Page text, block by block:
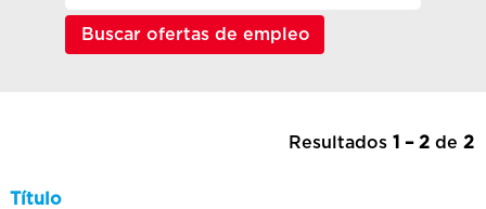
Resultados 1 – 2 de 2
Título